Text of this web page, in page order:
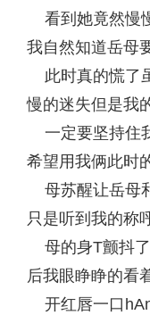
看到她竟然慢
我自然知道岳母
此时真的慌了
慢的迷失但是我
一定要坚持住
希望用我俩此时
母苏醒让岳母
只是听到我的称
母的身T颤抖
后我眼睁睁的看
开红唇一口